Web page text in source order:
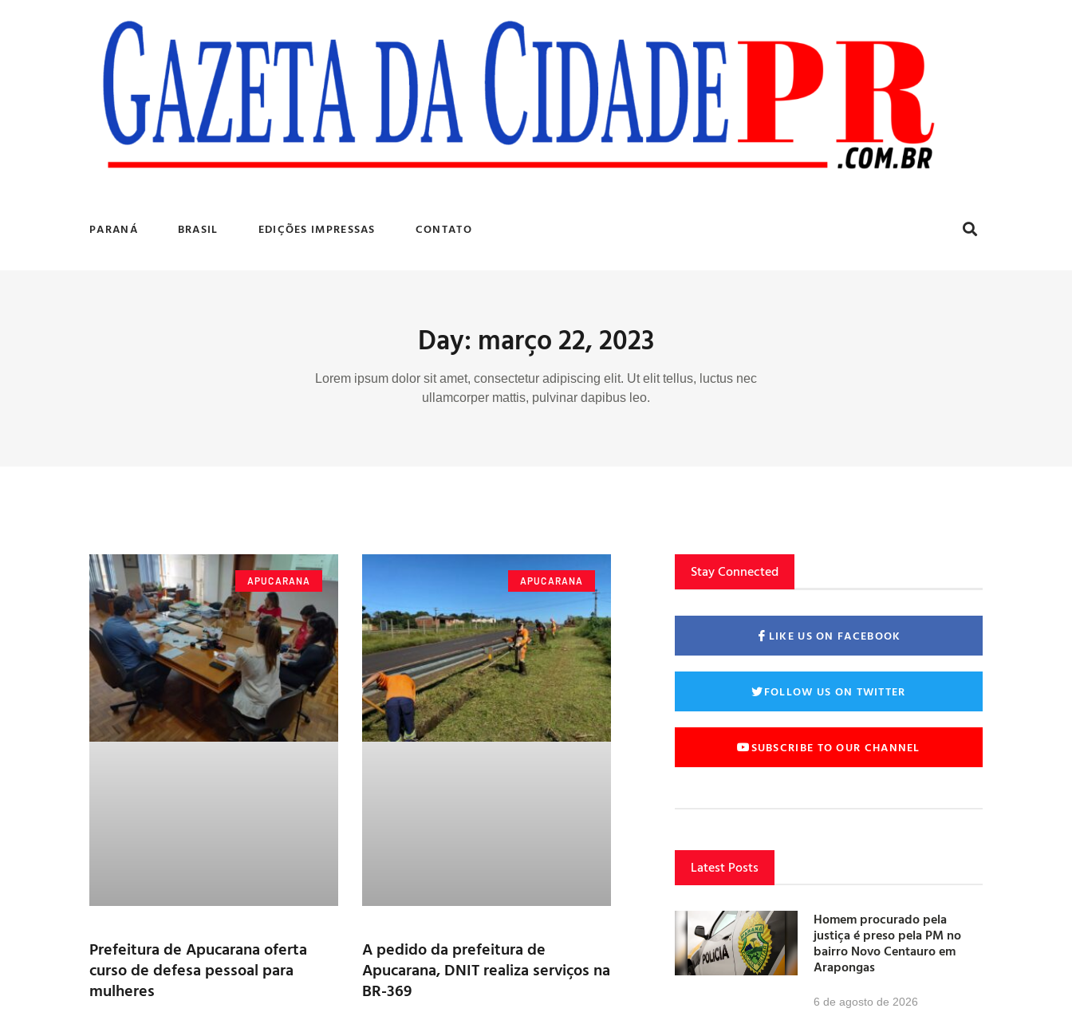
PARANÁ BRASIL EDIÇÕES IMPRESSAS CONTATO
Day: março 22, 2023
Lorem ipsum dolor sit amet, consectetur adipiscing elit. Ut elit tellus, luctus nec
ullamcorper mattis, pulvinar dapibus leo.
APUCARANA
Prefeitura de Apucarana oferta
curso de defesa pessoal para
mulheres
APUCARANA
A pedido da prefeitura de
Apucarana, DNIT realiza serviços na
BR-369
Stay Connected
LIKE US ON FACEBOOK
FOLLOW US ON TWITTER
SUBSCRIBE TO OUR CHANNEL
Latest Posts
Homem procurado pela
justiça é preso pela PM no
bairro Novo Centauro em
Arapongas
6 de agosto de 2026